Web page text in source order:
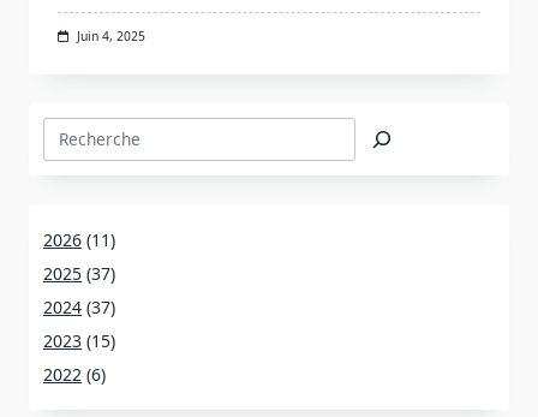
Juin 4, 2025
Rechercher
2026 (11)
2025 (37)
2024 (37)
2023 (15)
2022 (6)